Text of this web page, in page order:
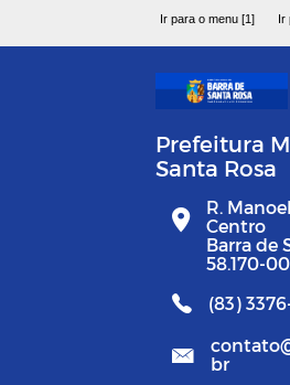
Ir para o menu [1] Ir
Prefeitura
Santa Rosa
R.
Centro
Barra de
58.170-
(83)
br